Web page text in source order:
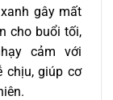
gây mất
cho buổi tối,
cảm với
chịu, giúp cơ